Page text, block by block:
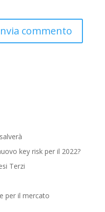
key risk per il 2022?
Terzi
per il mercato